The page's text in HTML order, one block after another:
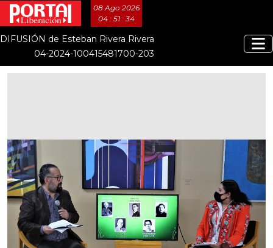
08 Ago 2026
04 : 51 : 35
DIFUSIÓN de Esteban Rivera Rivera
04-2024-100415481700-203